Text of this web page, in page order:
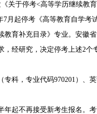
于停考<高等学历继续教
7月起停考《高等教育自学
教育补充目录》专业。安徽
，经研究，决定停考上述2个
，专业代码970201）、英
起不再接受新考生报名。考